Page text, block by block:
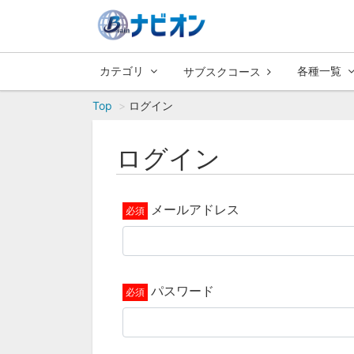
カテゴリ サブスクコース 各種一覧
Top ログイン
ログイン
メールアドレス
パスワード